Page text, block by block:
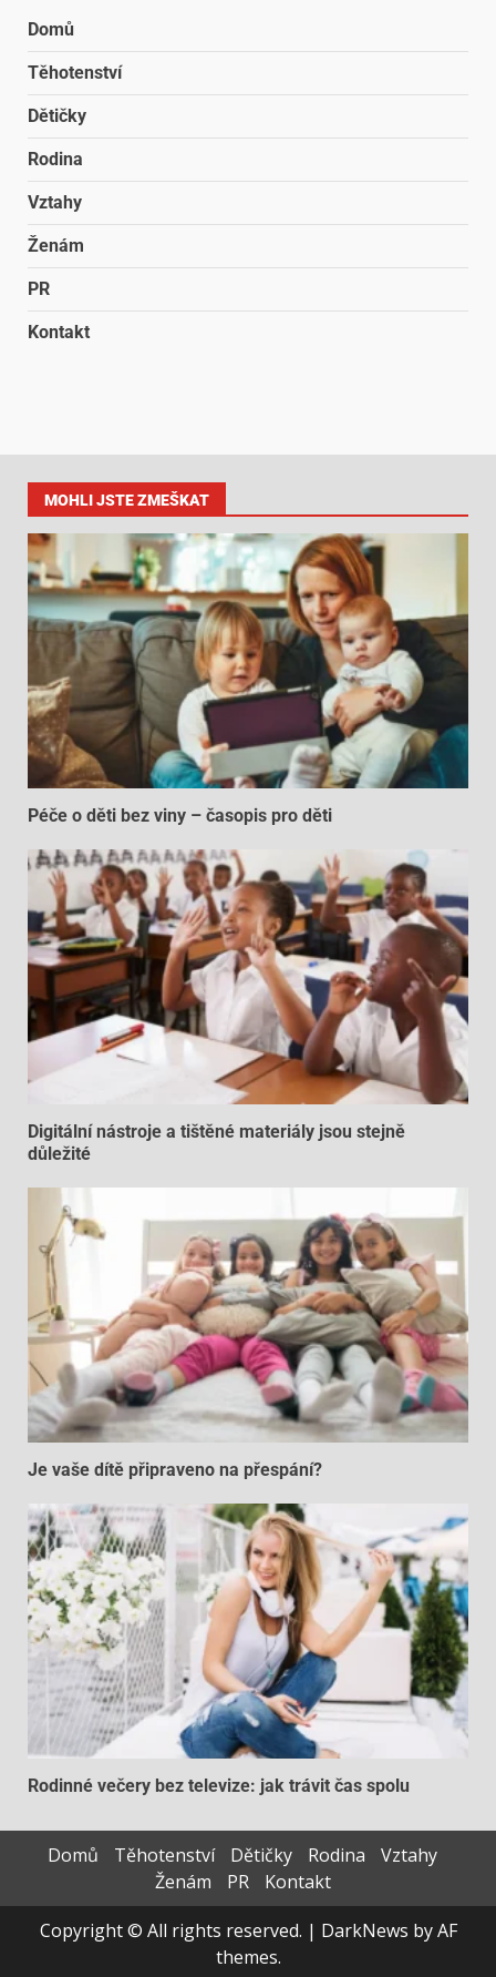
Domů
Těhotenství
Dětičky
Rodina
Vztahy
Ženám
PR
Kontakt
MOHLI JSTE ZMEŠKAT
Péče o děti bez viny – časopis pro děti
Digitální nástroje a tištěné materiály jsou stejně
důležité
Je vaše dítě připraveno na přespání?
Rodinné večery bez televize: jak trávit čas spolu
Domů Těhotenství Dětičky Rodina
Vztahy
Ženám
PR
Kontakt
Copyright © All rights reserved. | DarkNews by AF
themes.